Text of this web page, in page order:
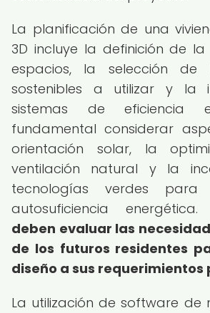
La planificación de una
3D incluye la definición de
espacios, la selección de
sostenibles a utilizar y la
sistemas de eficiencia
fundamental considerar
orientación solar, la
ventilación natural y la
tecnologías verdes para
autosuficiencia energética.
deben evaluar las
de los futuros residentes
diseño a sus
La utilización de software de